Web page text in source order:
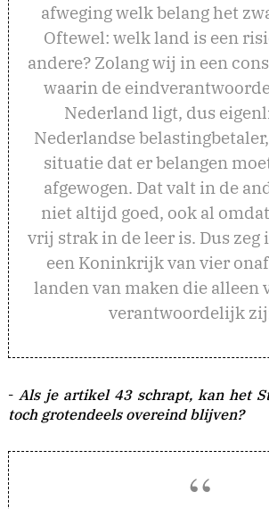
afweging welk belang het
Oftewel: welk land is een
andere? Zolang wij in een
waarin de
Nederland ligt, dus
Nederlandse
situatie dat er belangen
afgewogen. Dat valt in de
niet altijd goed, ook al
vrij strak in de leer is. Dus zeg
een Koninkrijk van vier
landen van maken die alleen
verantwoordelijk
- Als je artikel 43 schrapt, kan het
toch grotendeels overeind blijven?